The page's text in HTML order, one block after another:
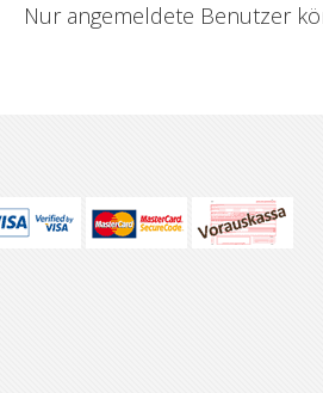
Nur angemeldete Benutzer